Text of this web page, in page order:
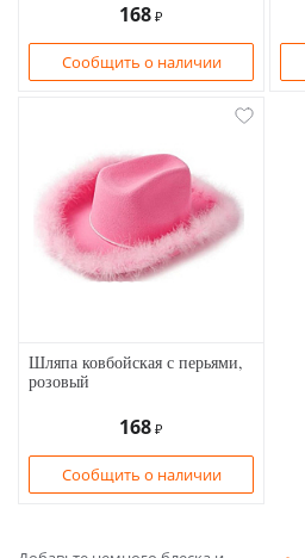
168 ₽
Сообщить о наличии
Шляпа ковбойская с перьями,
розовый
168 ₽
Сообщить о наличии